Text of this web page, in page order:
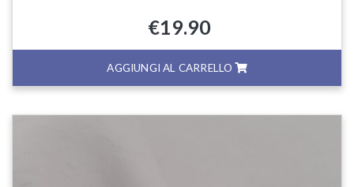
€19.90
AGGIUNGI AL CARRELLO